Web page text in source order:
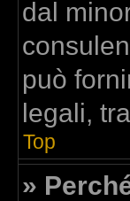
dal
può
legali,
Top
»